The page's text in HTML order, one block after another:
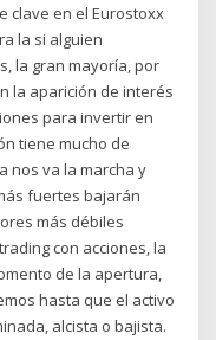
clave en el Eurostoxx
la si alguien
la gran mayoría, por
la aparición de interés
para invertir en
tiene mucho de
nos va la marcha y
fuertes bajarán
más débiles
con acciones, la
de la apertura,
hasta que el activo
alcista o bajista.